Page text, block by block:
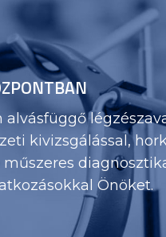
kivizsgálással,
Önöket.